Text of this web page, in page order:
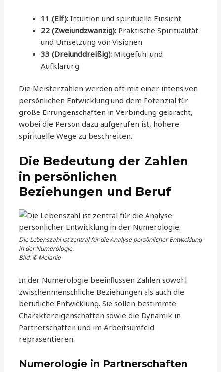
11 (Elf): Intuition und spirituelle Einsicht
22 (Zweiundzwanzig): Praktische Spiritualität
und Umsetzung von Visionen
33 (Dreiunddreißig): Mitgefühl und
Aufklärung
Die Meisterzahlen werden oft mit einer intensiven
persönlichen Entwicklung und dem Potenzial für
große Errungenschaften in Verbindung gebracht,
wobei die Person dazu aufgerufen ist, höhere
spirituelle Wege zu beschreiten.
Die Bedeutung der Zahlen
in persönlichen
Beziehungen und Beruf
Die Lebenszahl ist zentral für die Analyse persönlicher Entwicklung
in der Numerologie.
Bild: © Melanie
In der Numerologie beeinflussen Zahlen sowohl
zwischenmenschliche Beziehungen als auch die
berufliche Entwicklung. Sie sollen bestimmte
Charaktereigenschaften sowie die Dynamik in
Partnerschaften und im Arbeitsumfeld
repräsentieren.
Numerologie in Partnerschaften